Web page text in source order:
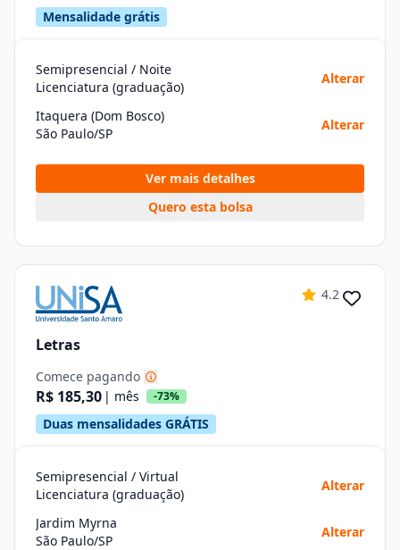
Mensalidade grátis
Semipresencial / Noite
Licenciatura (graduação)
Alterar
Itaquera (Dom Bosco)
São Paulo/SP
Alterar
Ver mais detalhes
Quero esta bolsa
4.2
Letras
Comece pagando
R$ 185,30 | mês -73%
Duas mensalidades GRÁTIS
Semipresencial / Virtual
Licenciatura (graduação)
Alterar
Jardim Myrna
São Paulo/SP
Alterar